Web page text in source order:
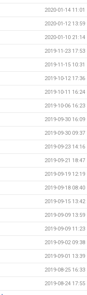
2020-01-14 11:01
2020-01-12 13:59
2020-01-10 21:14
2019-11-23 17:53
2019-11-15 10:31
2019-10-12 17:36
2019-10-11 16:24
2019-10-06 16:23
2019-09-30 16:09
2019-09-30 09:37
2019-09-23 14:16
2019-09-21 18:47
2019-09-19 12:19
2019-09-18 08:40
2019-09-15 13:42
2019-09-09 13:59
2019-09-09 11:23
2019-09-02 09:38
2019-09-01 13:39
2019-08-25 16:33
2019-08-24 17:55